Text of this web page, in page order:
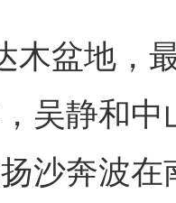
盆地，最
吴静和
沙奔波